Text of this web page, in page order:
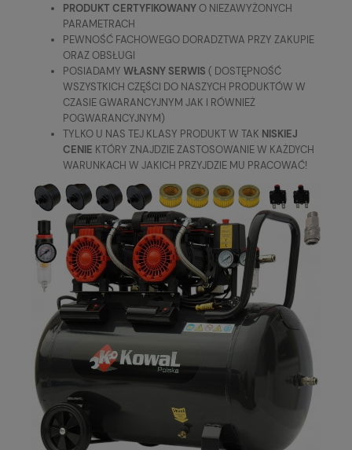
PRODUKT CERTYFIKOWANYO NIEZAWYŻONYCH
PARAMETRACH
PEWNOŚĆ FACHOWEGO DORADZTWA PRZY ZAKUPIE
ORAZ OBSŁUGI
POSIADAMY WŁASNY SERWIS ( DOSTĘPNOŚĆ
WSZYSTKICH CZĘŚCI DO NASZYCH PRODUKTÓW W
CZASIE GWARANCYJNYM JAK I RÓWNIEŻ
POGWARANCYJNYM)
TYLKO U NAS TEJ KLASY PRODUKT W TAK NISKIEJ
CENIE KTÓRY ZNAJDZIE ZASTOSOWANIE W KAŻDYCH
WARUNKACH W JAKICH PRZYJDZIE MU PRACOWAĆ!